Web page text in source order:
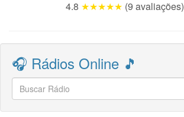
4.8 ★★★★★ (9 avaliações)
🎧 Rádios Online 🎵